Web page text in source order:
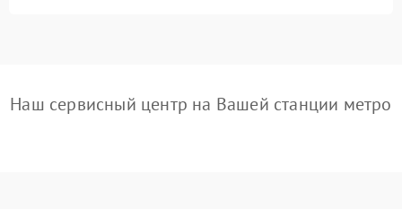
Наш сервисный центр на Вашей станции метро